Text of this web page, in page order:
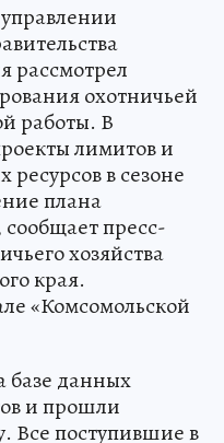
рассмотрел
охотничьей
работы. В
лимитов и
ресурсов в сезоне
плана
сообщает пресс-
хозяйства
края.
«Комсомольской
данных
и прошли
Все поступившие в